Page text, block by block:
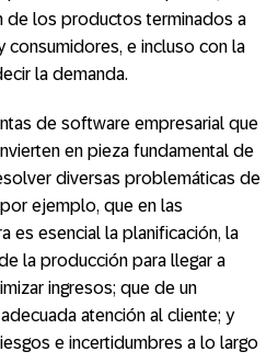
de los productos terminados a
consumidores, e incluso con la
la demanda.
de software empresarial que
en pieza fundamental de
diversas problemáticas de
ejemplo, que en las
es esencial la planificación, la
la producción para llegar a
ingresos; que de un
atención al cliente; y
e incertidumbres a lo largo